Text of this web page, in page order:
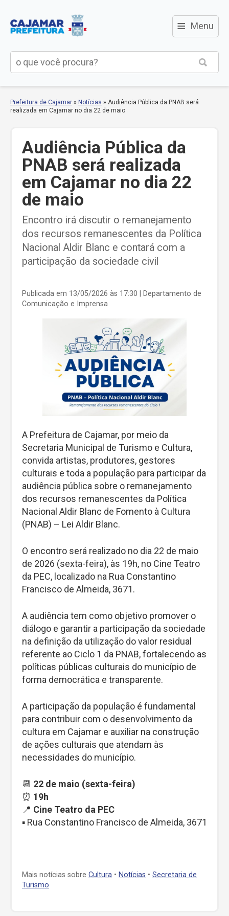
≡ Menu
Prefeitura de Cajamar » Notícias » Audiência Pública da PNAB será
realizada em Cajamar no dia 22 de maio
Audiência Pública da
PNAB será realizada
em Cajamar no dia 22
de maio
Encontro irá discutir o remanejamento
dos recursos remanescentes da Política
Nacional Aldir Blanc e contará com a
participação da sociedade civil
Publicada em 13/05/2026 às 17:30
| Departamento de
Comunicação e Imprensa
A Prefeitura de Cajamar, por meio da
Secretaria Municipal de Turismo e Cultura,
convida artistas, produtores, gestores
culturais e toda a população para participar da
audiência pública sobre o remanejamento
dos recursos remanescentes da Política
Nacional Aldir Blanc de Fomento à Cultura
(PNAB) – Lei Aldir Blanc.
O encontro será realizado no dia 22 de maio
de 2026 (sexta-feira), às 19h, no Cine Teatro
da PEC, localizado na Rua Constantino
Francisco de Almeida, 3671.
A audiência tem como objetivo promover o
diálogo e garantir a participação da sociedade
na definição da utilização do valor residual
referente ao Ciclo 1 da PNAB, fortalecendo as
políticas públicas culturais do município de
forma democrática e transparente.
A participação da população é fundamental
para contribuir com o desenvolvimento da
cultura em Cajamar e auxiliar na construção
de ações culturais que atendam às
necessidades do município.
📆 22 de maio (sexta-feira)
⏰ 19h
📍 Cine Teatro da PEC
▪️ Rua Constantino Francisco de Almeida, 3671
Mais notícias sobre Cultura • Notícias • Secretaria de
Turismo